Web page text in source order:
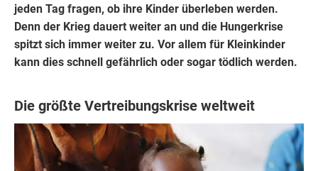
jeden Tag fragen, ob ihre Kinder überleben werden.
Denn der Krieg dauert weiter an und die Hungerkrise
spitzt sich immer weiter zu. Vor allem für Kleinkinder
kann dies schnell gefährlich oder sogar tödlich werden.
Die größte Vertreibungskrise weltweit